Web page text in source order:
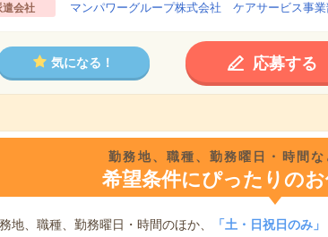
遣会社 マンパワーグループ株式会社 ケアサービス事
気になる！ 応募する
勤務地、職種、勤務曜日・時間
希望条件にぴったりの
地、職種、勤務曜日・時間のほか、 「土・日祝日のみ」